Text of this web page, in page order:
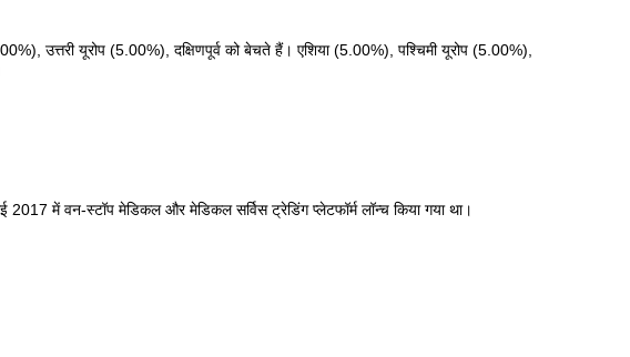
उत्तरी यूरोप (5.00%), दक्षिणपूर्व को बेचते हैं। एशिया (5.00%), पश्चिमी यूरोप (5.00%),
में वन-स्टॉप मेडिकल और मेडिकल सर्विस ट्रेडिंग प्लेटफॉर्म लॉन्च किया गया था।